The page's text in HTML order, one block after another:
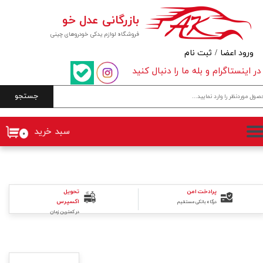
فروشگاه لوازم یدکی خودروهای چینی
بازرگانی عدل خو
جستجو
۰ سبد خرید
در اینستاگرام و بله ما را دنبال کنید
ورود اعضا / ثبت نام
حساب کاربری من
تغییر گذر واژه
سفارشات
خروج از حساب کاربری
تحویل
اکسپرس
در کمترین زمان
پرادخت امن
درگاه بانکی مستقیم